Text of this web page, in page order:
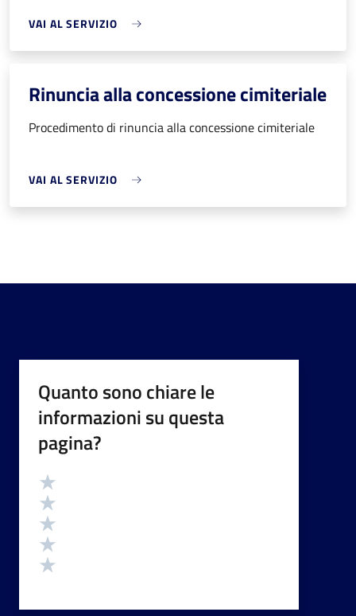
VAI AL SERVIZIO
Rinuncia alla concessione cimiteriale
Procedimento di rinuncia alla concessione cimiteriale
VAI AL SERVIZIO
Quanto sono chiare le
informazioni su questa
pagina?
Valutazione